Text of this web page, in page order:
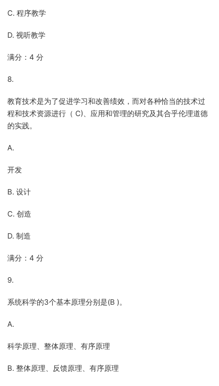
C. 程序教学
D. 视听教学
满分：4 分
8.
教育技术是为了促进学习和改善绩效，而对各种恰当的技术过
程和技术资源进行（ C)、应用和管理的研究及其合乎伦理道德
的实践。
A.
开发
B. 设计
C. 创造
D. 制造
满分：4 分
9.
系统科学的3个基本原理分别是(B )。
A.
科学原理、整体原理、有序原理
B. 整体原理、反馈原理、有序原理